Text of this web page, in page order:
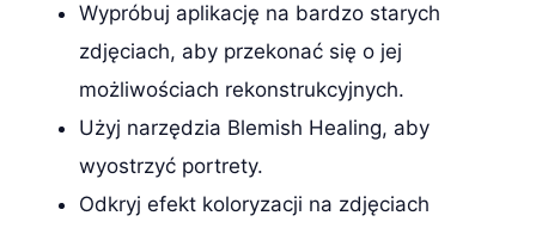
Wypróbuj aplikację na bardzo starych
zdjęciach, aby przekonać się o jej
możliwościach rekonstrukcyjnych.
Użyj narzędzia Blemish Healing, aby
wyostrzyć portrety.
Odkryj efekt koloryzacji na zdjęciach